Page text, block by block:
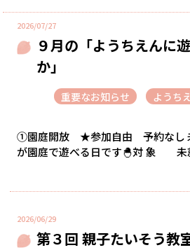
2026/07/27
９月の「ようちえんに
か」
重要なお知らせ ようち
①園庭開放 ★参加自由 予約なし
が園庭で遊べる日です🐣対 象 未
2026/06/29
第３回 親子たいそう教